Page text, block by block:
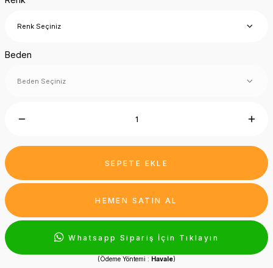
Beden
SEPETE EKLE
HEMEN SATIN AL
Whatsapp Sipariş İçin Tıklayın
(Ödeme Yöntemi : Havale)